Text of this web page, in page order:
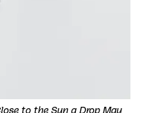
to the Sun a Drop May